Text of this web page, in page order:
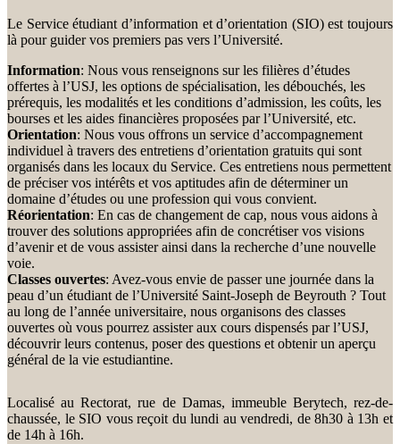
Le Service étudiant d’information et d’orientation (SIO) est toujours
là pour guider vos premiers pas vers l’Université.
Information: Nous vous renseignons sur les filières d’études
offertes à l’USJ, les options de spécialisation, les débouchés, les
prérequis, les modalités et les conditions d’admission, les coûts, les
bourses et les aides financières proposées par l’Université, etc.
Orientation: Nous vous offrons un service d’accompagnement
individuel à travers des entretiens d’orientation gratuits qui sont
organisés dans les locaux du Service. Ces entretiens nous permettent
de préciser vos intérêts et vos aptitudes afin de déterminer un
domaine d’études ou une profession qui vous convient.
Réorientation: En cas de changement de cap, nous vous aidons à
trouver des solutions appropriées afin de concrétiser vos visions
d’avenir et de vous assister ainsi dans la recherche d’une nouvelle
voie.
Classes ouvertes: Avez-vous envie de passer une journée dans la
peau d’un étudiant de l’Université Saint-Joseph de Beyrouth ? Tout
au long de l’année universitaire, nous organisons des classes
ouvertes où vous pourrez assister aux cours dispensés par l’USJ,
découvrir leurs contenus, poser des questions et obtenir un aperçu
général de la vie estudiantine.
Localisé au Rectorat, rue de Damas, immeuble Berytech, rez-de-
chaussée, le SIO vous reçoit du lundi au vendredi, de 8h30 à 13h et
de 14h à 16h.